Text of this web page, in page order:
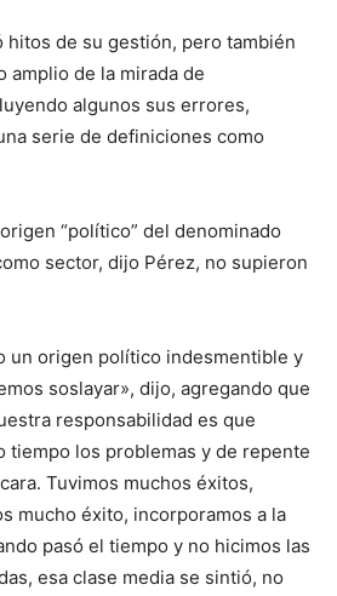
hitos de su gestión, pero también
amplio de la mirada de
algunos sus errores,
serie de definiciones como
“político” del denominado
sector, dijo Pérez, no supieron
un origen político indesmentible y
soslayar», dijo, agregando que
responsabilidad es que
tiempo los problemas y de repente
Tuvimos muchos éxitos,
mucho éxito, incorporamos a la
pasó el tiempo y no hicimos las
esa clase media se sintió, no